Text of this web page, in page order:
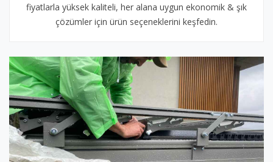
fiyatlarla yüksek kaliteli, her alana uygun ekonomik & şık
çözümler için ürün seçeneklerini keşfedin.